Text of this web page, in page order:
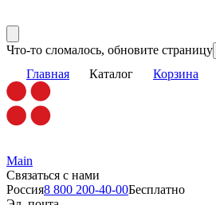
Что-то сломалось, обновите страницу
Главная Каталог Корзина
Main
Связаться с нами
Россия8 800 200-40-00Бесплатно